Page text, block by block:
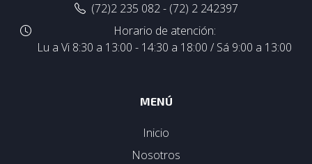
(72)2 235 082 - (72) 2 242397
Horario de atención:
Lu a Vi 8:30 a 13:00 - 14:30 a 18:00 / Sá 9:00 a 13:00
MENÚ
Inicio
Nosotros